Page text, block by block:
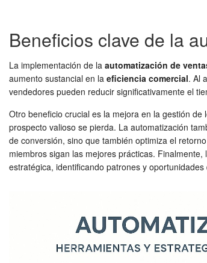
Beneficios clave de la
La implementación de la automatización de
aumento sustancial en la eficiencia comercial. Al
vendedores pueden reducir significativamente el
Otro beneficio crucial es la mejora en la gestión
prospecto valioso se pierda. La automatización
de conversión, sino que también optimiza el
miembros sigan las mejores prácticas.
estratégica, identificando patrones y